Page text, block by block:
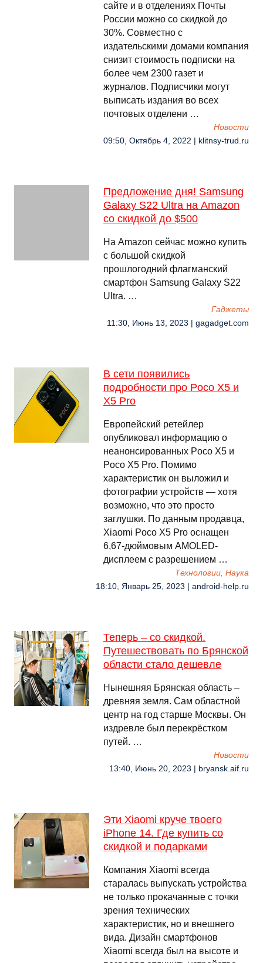
сайте и в отделениях Почты
России можно со скидкой до
30%. Совместно с
издательскими домами компания
снизит стоимость подписки на
более чем 2300 газет и
журналов. Подписчики могут
выписать издания во всех
почтовых отделени …
Новости
09:50, Октябрь 4, 2022 | klitnsy-trud.ru
Предложение дня! Samsung
Galaxy S22 Ultra на Amazon
со скидкой до $500
На Amazon сейчас можно купить
с большой скидкой
прошлогодний флагманский
смартфон Samsung Galaxy S22
Ultra. …
Гаджеты
11:30, Июнь 13, 2023 | gagadget.com
В сети появились
подробности про Poco X5 и
X5 Pro
Европейский ретейлер
опубликовал информацию о
неанонсированных Poco X5 и
Poco X5 Pro. Помимо
характеристик он выложил и
фотографии устройств — хотя
возможно, что это просто
заглушки. По данным продавца,
Xiaomi Poco X5 Pro оснащен
6,67-дюймовым AMOLED-
дисплеем с разрешением …
Технологии, Наука
18:10, Январь 25, 2023 | android-help.ru
Теперь – со скидкой.
Путешествовать по Брянской
области стало дешевле
Нынешняя Брянская область –
древняя земля. Сам областной
центр на год старше Москвы. Он
издревле был перекрёстком
путей. …
Новости
13:40, Июнь 20, 2023 | bryansk.aif.ru
Эти Xiaomi круче твоего
iPhone 14. Где купить со
скидкой и подарками
Компания Xiaomi всегда
старалась выпускать устройства
не только прокачанные с точки
зрения технических
характеристик, но и внешнего
вида. Дизайн смартфонов
Xiaomi всегда был на высоте и